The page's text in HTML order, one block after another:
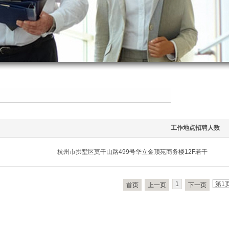
招聘人数
工作地点
若干
杭州市拱墅区莫干山路499号华立金顶苑商务楼12F
首页 上一页 1 下一页